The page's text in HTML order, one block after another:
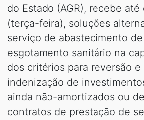
do Estado (AGR), recebe até
(terça-feira), soluções
serviço de abastecimento
esgotamento sanitário na
dos critérios para reversão e
indenização de
ainda não-amortizados ou
contratos de prestação de